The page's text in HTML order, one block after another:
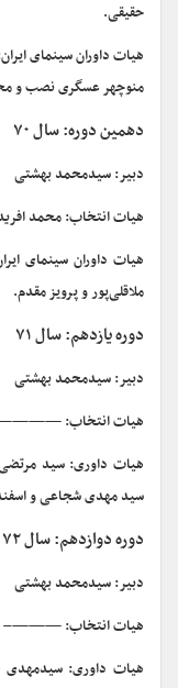
حقیقی.
هیات داوران سینمای
منوچهر عسگری نصب و
دهمین دوره: سال ۷۰
دبیر: سیدمحمد بهشتی
هیات انتخاب: محمد
هیات داوران سینمای
ملاقلی‌پور و پرویز مقدم.
دوره یازدهم: سال ۷۱
دبیر: سیدمحمد بهشتی
هیات انتخاب:
هیات داوری: سید مرتضی
سید مهدی شجاعی و
دوره دوازدهم: سال ۷۲
دبیر: سیدمحمد بهشتی
هیات انتخاب: ———–
هیات داوری: سیدمهدی